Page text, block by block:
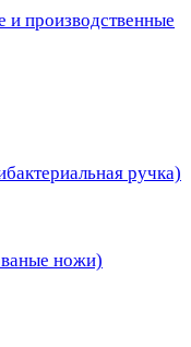
и производственные
ручка)
ножи)